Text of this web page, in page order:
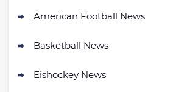
AGB gelten
Bwin Bonus
American Football News
Basketball News
Eishockey News